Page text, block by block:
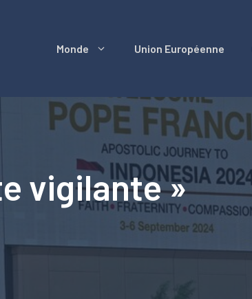
Monde Union Européenne
vigilante »